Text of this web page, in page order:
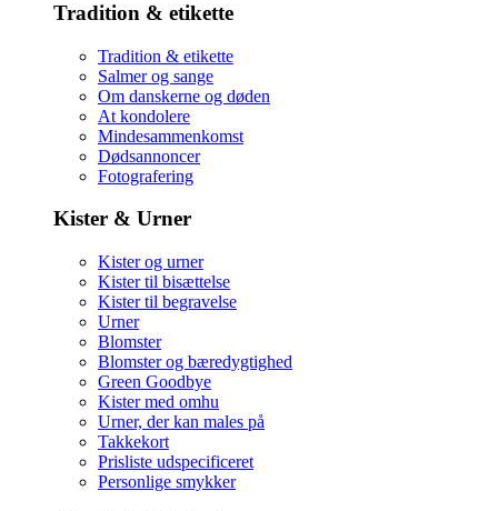
Tradition & etikette
Tradition & etikette
Salmer og sange
Om danskerne og døden
At kondolere
Mindesammenkomst
Dødsannoncer
Fotografering
Kister & Urner
Kister og urner
Kister til bisættelse
Kister til begravelse
Urner
Blomster
Blomster og bæredygtighed
Green Goodbye
Kister med omhu
Urner, der kan males på
Takkekort
Prisliste udspecificeret
Personlige smykker